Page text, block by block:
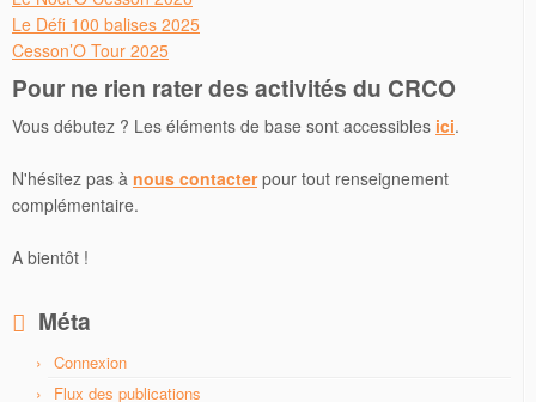
Le Défi 100 balises 2025
Cesson’O Tour 2025
Pour ne rien rater des activités du CRCO
Vous débutez ? Les éléments de base sont accessibles ici.
N'hésitez pas à nous contacterpour tout renseignement
complémentaire.
A bientôt !
Méta
Connexion
Flux des publications